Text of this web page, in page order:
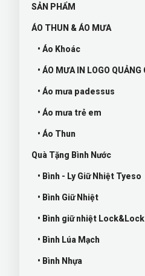
SẢN PHẨM
ÁO THUN & ÁO MƯA
• Áo Khoác
• ÁO MƯA IN LOGO QUẢNG
• Áo mưa padessus
• Áo mưa trẻ em
• Áo Thun
Quà Tặng Bình Nước
• Bình - Ly Giữ Nhiệt Tyeso
• Bình Giữ Nhiệt
• Bình giữ nhiệt Lock&Lock
• Bình Lúa Mạch
• Bình Nhựa